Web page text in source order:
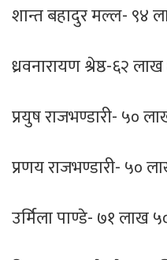
शान्त बहादुर मल्ल- ९४
ध्रवनारायण श्रेष्ठ-६२
प्रयुष राजभण्डारी- ५०
प्रणय राजभण्डारी- ५०
उर्मिला पाण्डे- ७१ लाख